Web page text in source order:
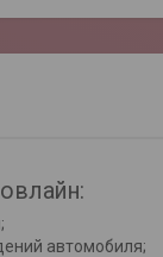
автомобиля;